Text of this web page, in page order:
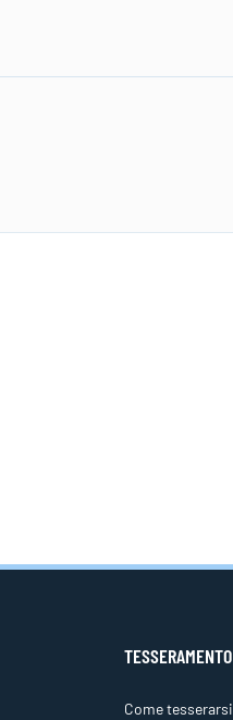
TESSERAMENTO
Come tesserarsi